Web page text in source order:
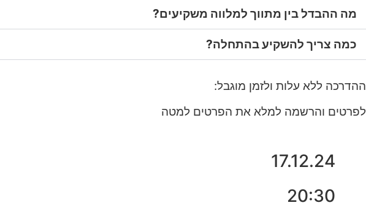
מה ההבדל בין מתווך למלווה משקיעים?
כמה צריך להשקיע בהתחלה?
ההדרכה ללא עלות ולזמן מוגבל:
לפרטים והרשמה למלא את הפרטים למטה
17.12.24
20:30